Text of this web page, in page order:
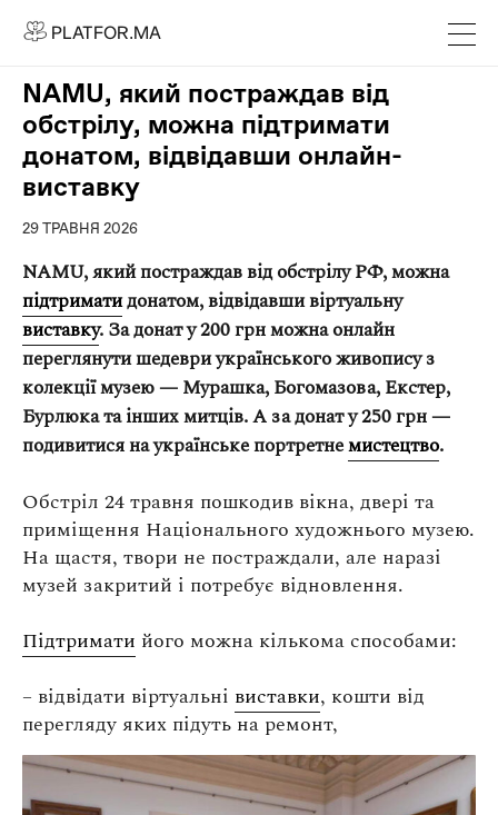
PLATFOR.MA
PLATFOR.MA
Контакти
МЕДІА
Спецпроєкти
Редакційна політика
АГЕНЦІЯ
Про агенцію
Кейси
МАГАЗИН
Оплата та доставка
Повернення та обмін
Публічна оферта
Про сервіс
NAMU, який постраждав від
обстрілу, можна підтримати
донатом, відвідавши онлайн-
виставку
29 ТРАВНЯ 2026
NAMU, який постраждав від обстрілу РФ, можна
підтриматидонатом, відвідавши віртуальну
виставку. За донат у 200 грн можна онлайн
переглянути шедеври українського живопису з
колекції музею — Мурашка, Богомазова, Екстер,
Бурлюка та інших митців. А за донат у 250 грн —
подивитися на українське портретнемистецтво.
Обстріл 24 травня пошкодив вікна, двері та
приміщення Національного художнього музею.
На щастя, твори не постраждали, але наразі
музей закритий і потребує відновлення.
Підтримати його можна кількома способами:
– відвідати віртуальні виставки, кошти від
перегляду яких підуть на ремонт,